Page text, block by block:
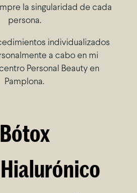
la singularidad de cada
persona.
individualizados
a cabo en mi
Personal Beauty en
Pamplona.
Bótox